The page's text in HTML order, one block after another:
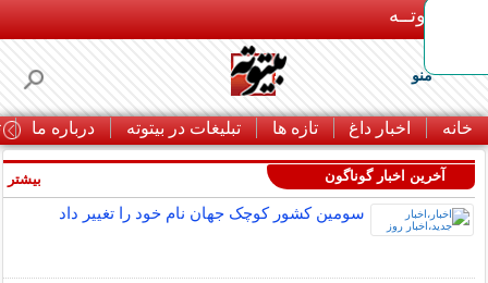
بـیتوتــه
منو
خانه اخبار داغ تازه ها تبلیغات در بیتوته درباره ما
آخرین اخبار گوناگون
سومین کشور کوچک جهان نام خود را تغییر داد
بیشتر